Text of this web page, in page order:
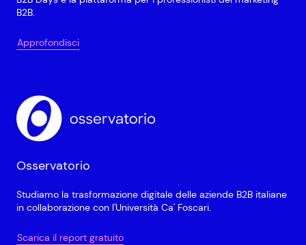
B2B.
Approfondisci
Osservatorio
Studiamo la trasformazione digitale delle aziende B2B italiane
in collaborazione con l'Università Ca' Foscari.
Scarica il report gratuito